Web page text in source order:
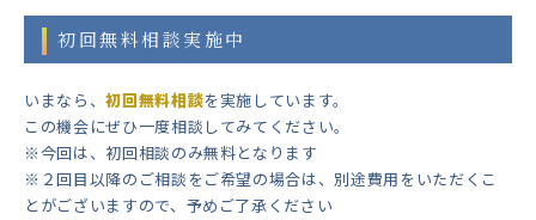
初回無料相談実施中
いまなら、初回無料相談を実施しています。
この機会にぜひ一度相談してみてください。
※今回は、初回相談のみ無料となります
※２回目以降のご相談をご希望の場合は、別途費用をいただくこ
とがございますので、予めご了承ください